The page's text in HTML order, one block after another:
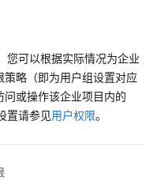
您可以根据实际情况为企业
略（即为用户组设置对应
或操作该企业项目内的
置请参见用户权限。